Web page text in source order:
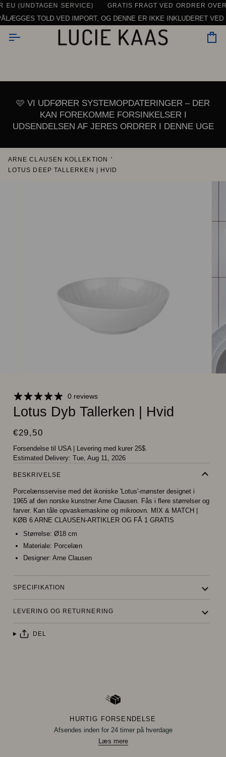
Gå
til
indhold
(UNDTAGEN SERVICE) GRATIS FRAGT VED ORDRER OVER
ANMELDELSER - OG FLERE KOMMER TIL -. SE ALLE
-KONTAKT OS HER DAGLIG SUPPORT | CHAT, E-
TOLD VED IMPORT, OG DENNE ER IKKE INKLUDERET VED
🩷 VI UDFØRER SYSTEMOPDATERINGER – DER
KAN FOREKOMME FORSINKELSER I
UDSENDELSEN AF JERES ORDRER I DENNE UGE
ARNE CLAUSEN KOLLEKTION
'
LOTUS DEEP TALLERKEN | HVID
0 reviews
Lotus Dyb Tallerken | Hvid
€29,50
Forsendelse til USA
Levering med kurer 25$.
Estimated Delivery: Tue, Aug 11, 2026
BESKRIVELSE
Porcelænsservise med det ikoniske 'Lotus'-mønster designet i
1965 af den norske kunstner Arne Clausen. Fås i flere størrelser og
farver. Kan tåle opvaskemaskine og mikroovn. MIX & MATCH |
KØB 6 ARNE CLAUSEN-ARTIKLER OG FÅ 1 GRATIS
Størrelse: Ø18 cm
Materiale: Porcelæn
Designer: Arne Clausen
SPECIFIKATION
LEVERING OG RETURNERING
DEL
HURTIG FORSENDELSE
Afsendes inden for 24 timer på hverdage
Læs mere